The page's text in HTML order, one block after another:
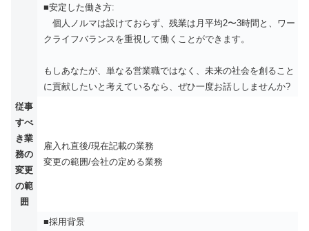
■安定した働き方:
個人ノルマは設けておらず、残業は月平均2〜3時間と、ワー
クライフバランスを重視して働くことができます。
もしあなたが、単なる営業職ではなく、未来の社会を創ること
に貢献したいと考えているなら、ぜひ一度お話ししませんか?
従事
すべ
き業
務の
変更
の範
囲
雇入れ直後/現在記載の業務
変更の範囲/会社の定める業務
■採用背景